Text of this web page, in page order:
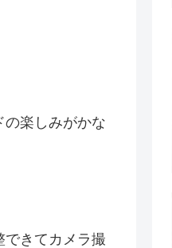
の楽しみがかな
できてカメラ撮